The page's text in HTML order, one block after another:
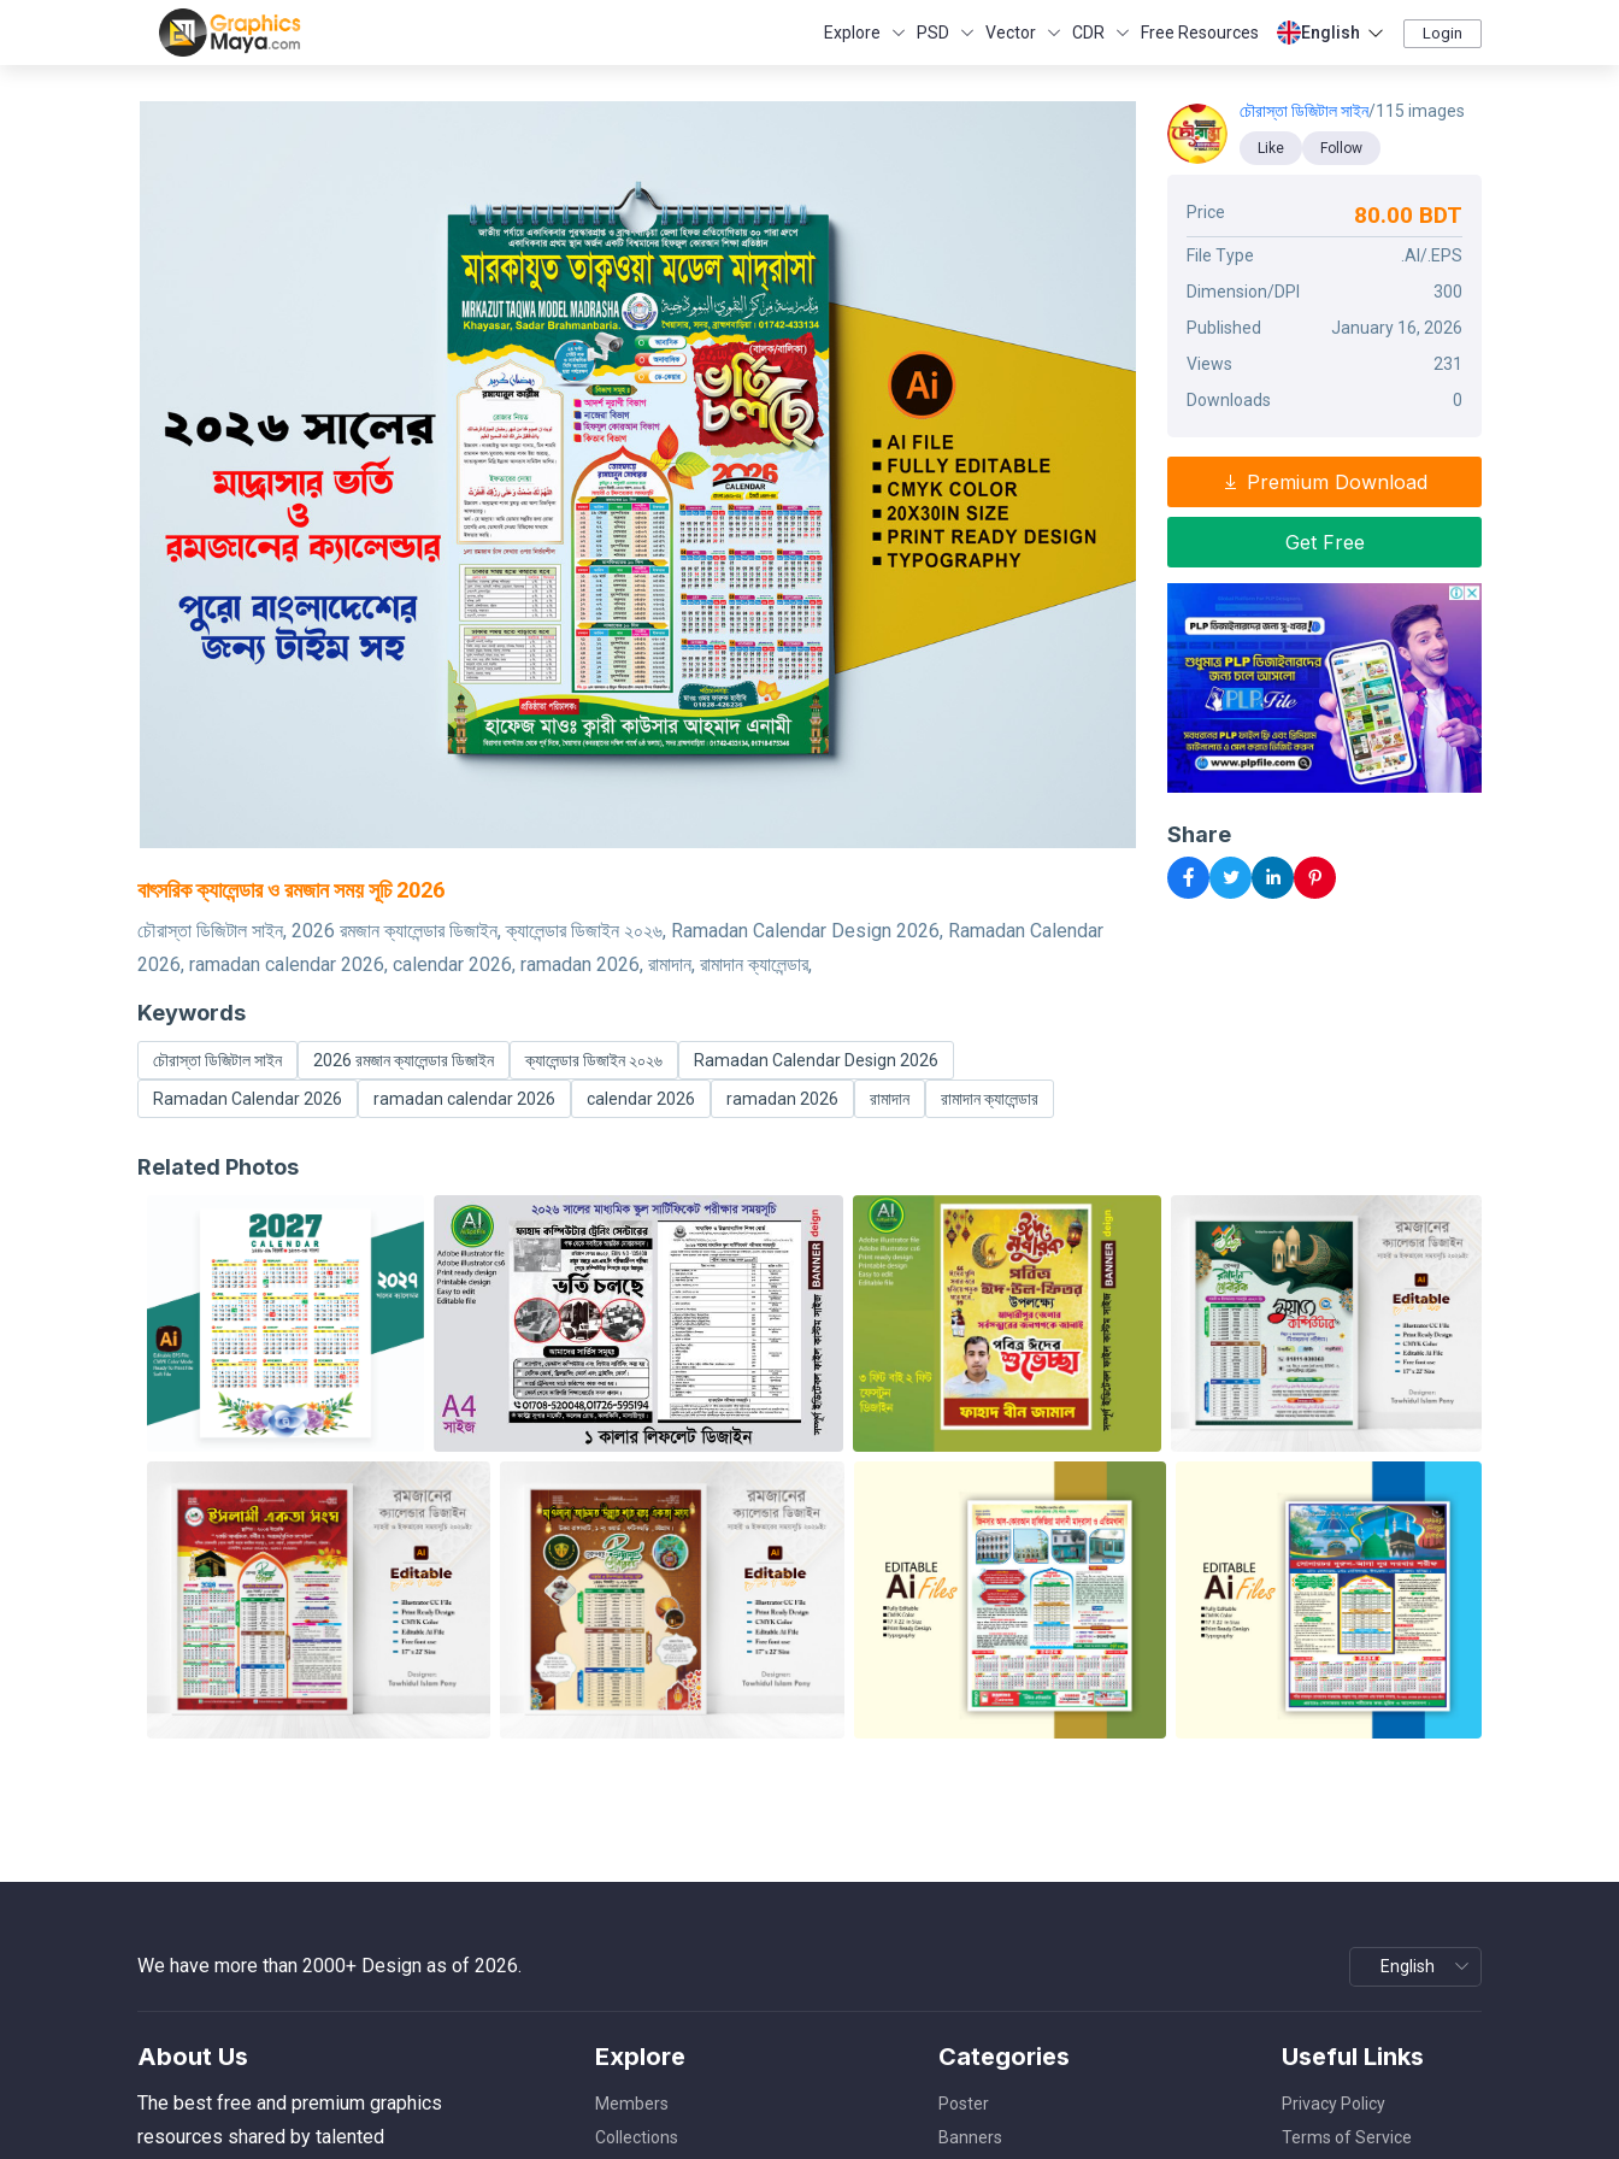
Explore PSD Vector CDR Free Resources English Login
বাৎসরিক ক্যালেন্ডার ও রমজান সময় সূচি 2026
চৌরাস্তা ডিজিটাল সাইন, 2026 রমজান ক্যালেন্ডার ডিজাইন, ক্যালেন্ডার ডিজাইন ২০২৬, Ramadan Calendar Design 2026, Ramadan Calendar
2026, ramadan calendar 2026, calendar 2026, ramadan 2026, রামাদান, রামাদান ক্যালেন্ডার,
Keywords
চৌরাস্তা ডিজিটাল সাইন 2026 রমজান ক্যালেন্ডার ডিজাইন ক্যালেন্ডার ডিজাইন ২০২৬
Ramadan Calendar Design 2026
Ramadan Calendar 2026
ramadan calendar 2026 calendar 2026 ramadan 2026 রামাদান রামাদান ক্যালেন্ডার
চৌরাস্তা ডিজিটাল সাইন/115 images
Like Follow
Price 80.00 BDT
File Type
.AI/.EPS
Dimension/DPI
300
Published
January 16, 2026
Views
231
Downloads
0
Premium Download
Get Free
Share
Related Photos
We have more than 2000+ Design as of 2026.
About Us
The best free and premium graphics
resources shared by talented
Explore
Members
Collections
Categories
Poster
Banners
Useful Links
Privacy Policy
Terms of Service